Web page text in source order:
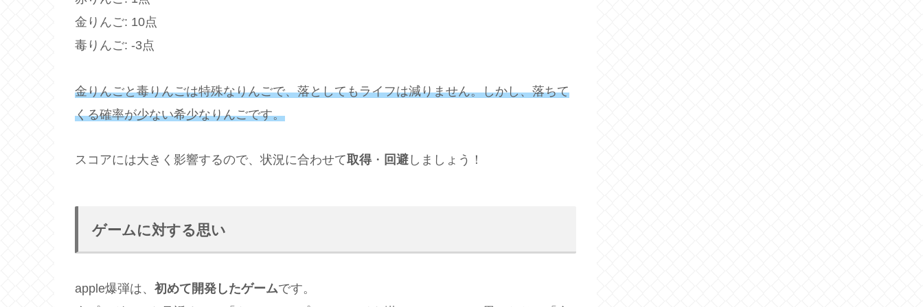
金りんご: 10点
毒りんご: -3点
金りんごと毒りんごは特殊なりんごで、落としてもライフは減りません。しかし、落ちて
くる確率が少ない希少なりんごです。
スコアには大きく影響するので、状況に合わせて取得・ 回避 しましょう！
ゲームに対する思い
apple爆弾は、 初めて開発したゲームです。